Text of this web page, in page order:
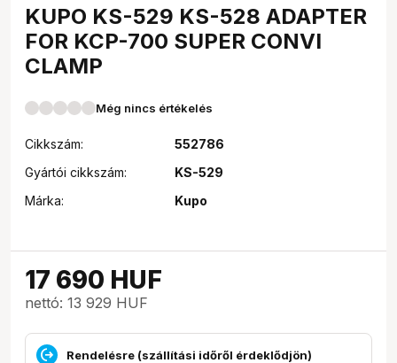
KUPO KS-529 KS-528 ADAPTER
FOR KCP-700 SUPER CONVI
CLAMP
Még nincs értékelés
Cikkszám:
552786
Gyártói cikkszám:
KS-529
Márka:
Kupo
17 690 HUF
nettó: 13 929 HUF
Rendelésre (szállítási időről érdeklődjön)